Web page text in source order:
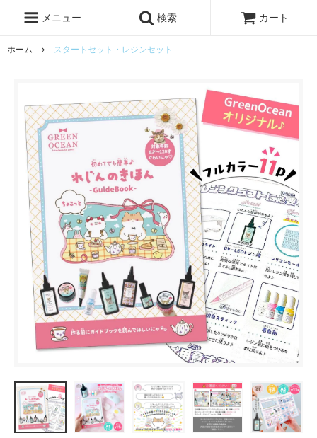
メニュー 検索 カート
ホーム スタートセット・レジンセット